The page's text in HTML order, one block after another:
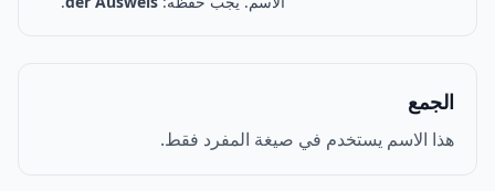
الجمع
هذا الاسم يستخدم في صيغة المفرد فقط.